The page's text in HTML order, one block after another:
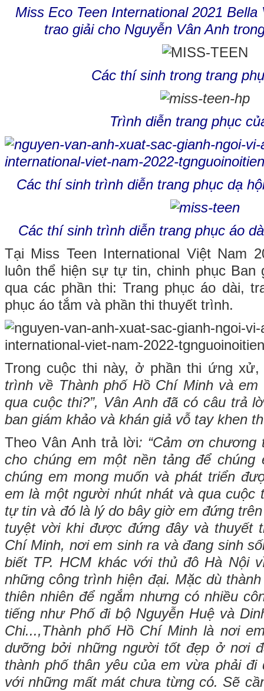
Miss Eco Teen International 2021 Bella
trao giải cho Nguyễn Vân Anh
Các thí sinh trong trang
Trình diễn trang phục
Các thí sinh trình diễn trang phục dạ
Các thí sinh trình diễn trang phục áo
Tại Miss Teen International Việt Nam
luôn thể hiện sự tự tin, chinh phục Ban
qua các phần thi: Trang phục áo dài,
phục áo tắm và phần thi thuyết trình.
Trong cuộc thi này, ở phần thi ứng
trình về Thành phố Hồ Chí Minh và
qua cuộc thi?”, Vân Anh đã có câu trả
ban giám khảo và khán giả vỗ tay khen
Theo Vân Anh trả lời: “Cảm ơn chương
cho chúng em một nền tảng để
chúng em mong muốn và phát triển
em là một người nhút nhát và qua cuộc
tự tin và đó là lý do bây giờ em đứng
tuyệt vời khi được đứng đây và thuyết
Chí Minh, nơi em sinh ra và đang sinh
biết TP. HCM khác với thủ đô Hà Nội
những công trình hiện đại. Mặc dù
thiên nhiên để ngắm nhưng có nhiều
tiếng như Phố đi bộ Nguyễn Huệ và
Chi...,Thành phố Hồ Chí Minh là nơi
dưỡng bởi những người tốt đẹp ở nơi
thành phố thân yêu của em vừa phải đi
với những mất mát chưa từng có. Sẽ